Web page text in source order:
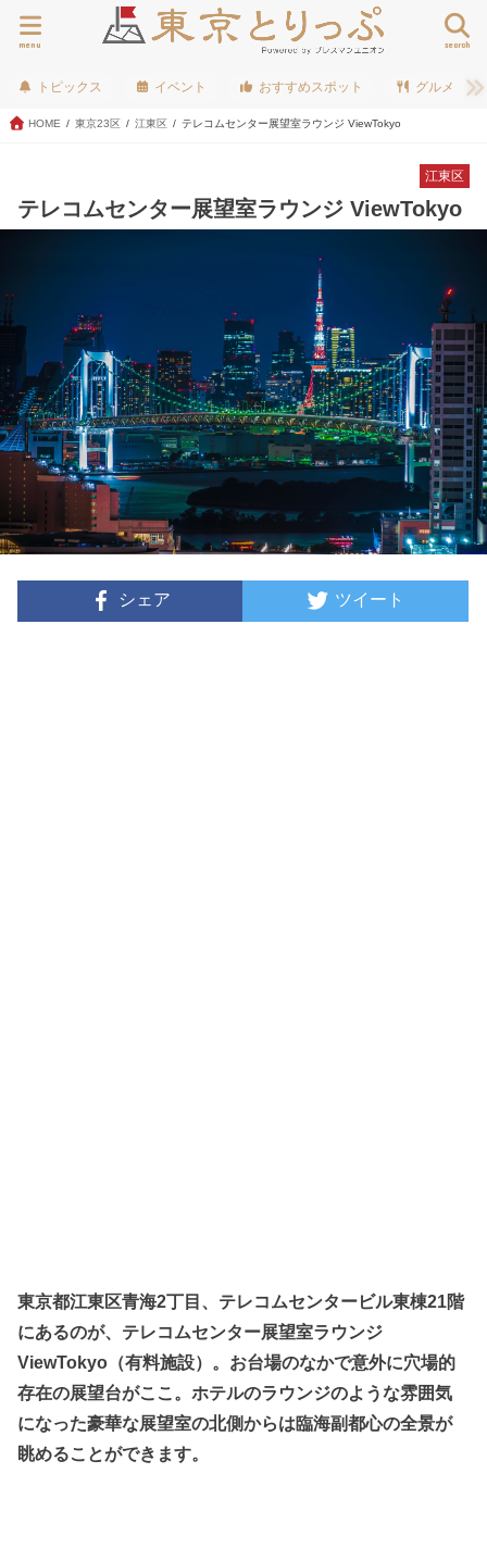
search
menu
トピックス イベント おすすめスポット グルメ
HOME 東京23区 江東区 テレコムセンター展望室ラウンジ ViewTokyo
江東区
テレコムセンター展望室ラウンジ ViewTokyo
シェア ツイート
東京都江東区青海2丁目、テレコムセンタービル東棟21階
にあるのが、テレコムセンター展望室ラウンジ
ViewTokyo（有料施設）。お台場のなかで意外に穴場的
存在の展望台がここ。ホテルのラウンジのような雰囲気
になった豪華な展望室の北側からは臨海副都心の全景が
眺めることができます。